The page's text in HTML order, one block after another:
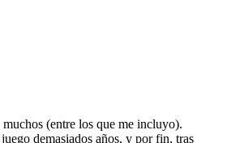
(entre los que me incluyo).
demasiados años, y por fin, tras